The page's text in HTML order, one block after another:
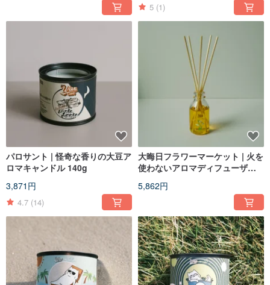
5 (1)
パロサント | 怪奇な香りの大豆ア
ロマキャンドル 140g
3,871円
4.7 (14)
大晦日フラワーマーケット | 火を
使わないアロマディフューザー
5,862円